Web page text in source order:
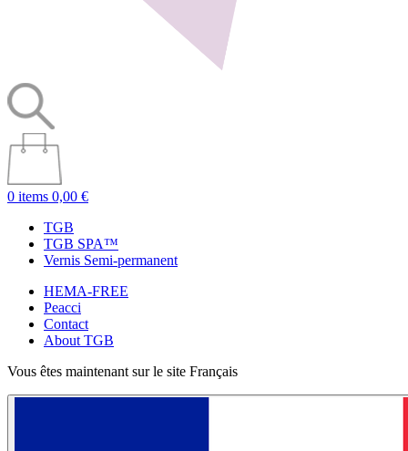
0 items 0,00 €
TGB
TGB SPA™
Vernis Semi-permanent
HEMA-FREE
Peacci
Contact
About TGB
Vous êtes maintenant sur le site Français